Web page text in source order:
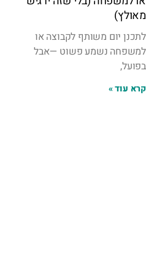
מאולץ)
לתכנן יום משותף לקבוצה או
למשפחה נשמע פשוט —אבל
בפועל,
קרא עוד »